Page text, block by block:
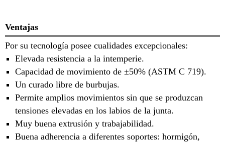
Ventajas
Por su tecnología posee cualidades excepcionales:
Elevada resistencia a la intemperie.
Capacidad de movimiento de ±50% (ASTM C 719).
Un curado libre de burbujas.
Permite amplios movimientos sin que se produzcan
tensiones elevadas en los labios de la junta.
Muy buena extrusión y trabajabilidad.
Buena adherencia a diferentes soportes: hormigón,